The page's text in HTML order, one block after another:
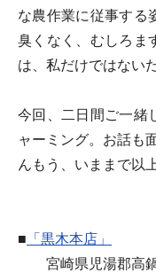
な農作業に従事する
臭くなく、むしろま
は、私だけではない
今回、二日間ご一緒
ャーミング。お話も
んもう、いままで以
■ 「黒木本店」
宮崎県児湯郡高鍋